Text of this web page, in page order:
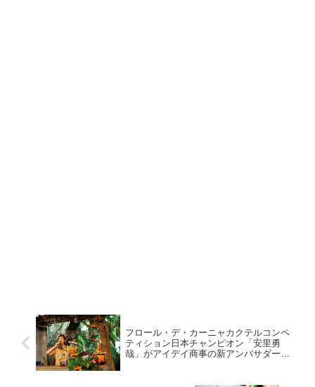
フロール・デ・カーニャカクテルコンペ
ティション日本チャンピオン「安里勇
哉」がアイデイ商事の新アンバサダーに